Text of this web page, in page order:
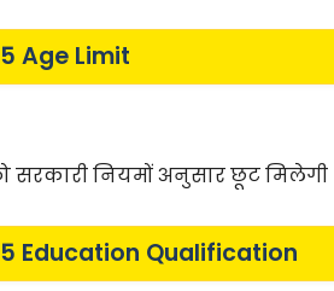
Age Limit
सरकारी नियमों अनुसार छूट मिलेगी
Education Qualification